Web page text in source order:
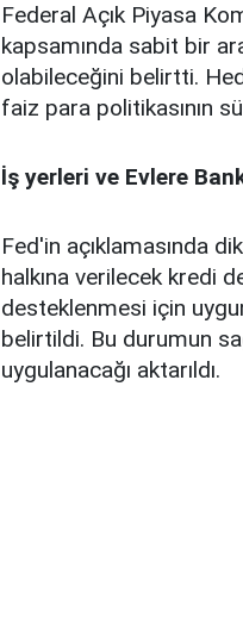
Federal Açık Piyasa
kapsamında sabit bir
olabileceğini belirtti.
faiz para politikasının
İş yerleri ve Evlere
Fed'in açıklamasında
halkına verilecek kredi
desteklenmesi için
belirtildi. Bu durumun
uygulanacağı aktarıldı.